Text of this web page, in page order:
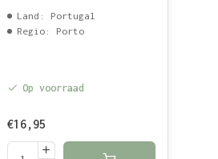
Land: Portugal
Regio: Porto
Op voorraad
€16,95